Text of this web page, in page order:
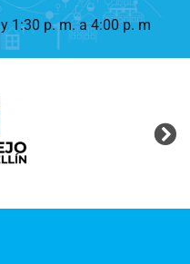
1:30 p. m. a 4:00 p. m